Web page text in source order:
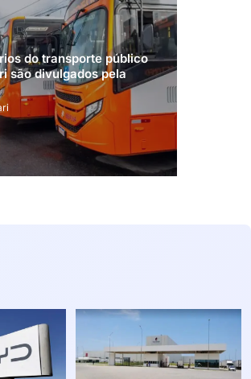
do transporte público
são divulgados pela